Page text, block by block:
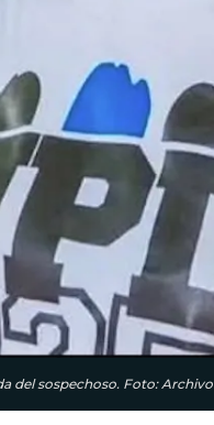
del sospechoso. Foto: Archivo